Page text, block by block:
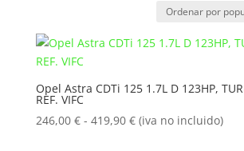
Opel Astra CDTi 125 1.7L D 123HP,
REF. VIFC
246,00 € - 419,90 €Rango
(iva no incluido)